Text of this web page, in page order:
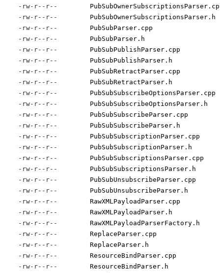
-rw-r--r--
-rw-r--r--
PubSubOwnerSubscriptionsParser.h
-rw-r--r--
PubSubParser.cpp
-rw-r--r--
PubSubParser.h
-rw-r--r--
PubSubPublishParser.cpp
-rw-r--r--
PubSubPublishParser.h
-rw-r--r--
PubSubRetractParser.cpp
-rw-r--r--
PubSubRetractParser.h
-rw-r--r--
PubSubSubscribeOptionsParser.cpp
-rw-r--r--
PubSubSubscribeOptionsParser.h
-rw-r--r--
PubSubSubscribeParser.cpp
-rw-r--r--
PubSubSubscribeParser.h
-rw-r--r--
PubSubSubscriptionParser.cpp
-rw-r--r--
PubSubSubscriptionParser.h
-rw-r--r--
PubSubSubscriptionsParser.cpp
-rw-r--r--
PubSubSubscriptionsParser.h
-rw-r--r--
PubSubUnsubscribeParser.cpp
-rw-r--r--
PubSubUnsubscribeParser.h
-rw-r--r--
RawXMLPayloadParser.cpp
-rw-r--r--
RawXMLPayloadParser.h
-rw-r--r--
RawXMLPayloadParserFactory.h
-rw-r--r--
ReplaceParser.cpp
-rw-r--r--
ReplaceParser.h
-rw-r--r--
ResourceBindParser.cpp
-rw-r--r--
ResourceBindParser.h